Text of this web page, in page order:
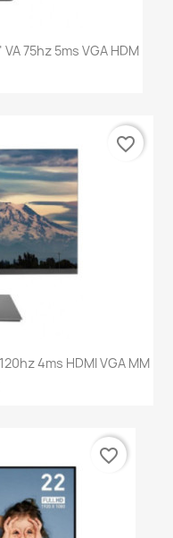
VA 75hz 5ms VGA HDM
4ms HDMI VGA MM
favorite_border
favorite_border